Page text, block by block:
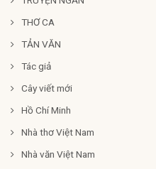
THƠ CA
TẢN VĂN
Tác giả
Cây viết mới
Hồ Chí Minh
Nhà thơ Việt Nam
Nhà văn Việt Nam